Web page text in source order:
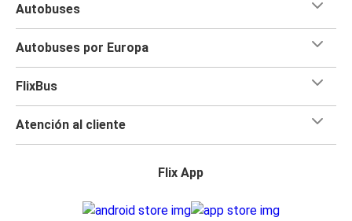
Autobuses
Autobuses por Europa
FlixBus
Atención al cliente
Flix App